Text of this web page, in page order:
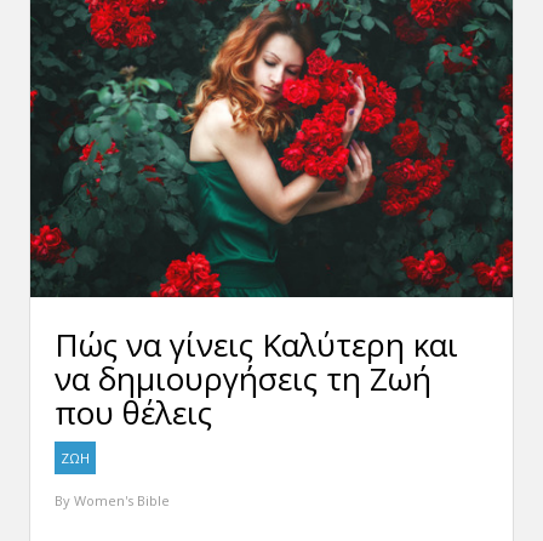
Πώς να γίνεις Καλύτερη και
να δημιουργήσεις τη Ζωή
που θέλεις
ΖΩΗ
By Women's Bible